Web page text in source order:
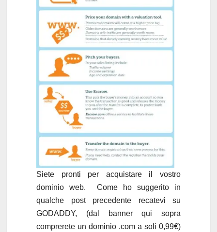
Siete pronti per acquistare il vostro
dominio web. Come ho suggerito in
qualche post precedente recatevi su
GODADDY, (dal banner qui sopra
comprerete un dominio .com a soli 0,99€)